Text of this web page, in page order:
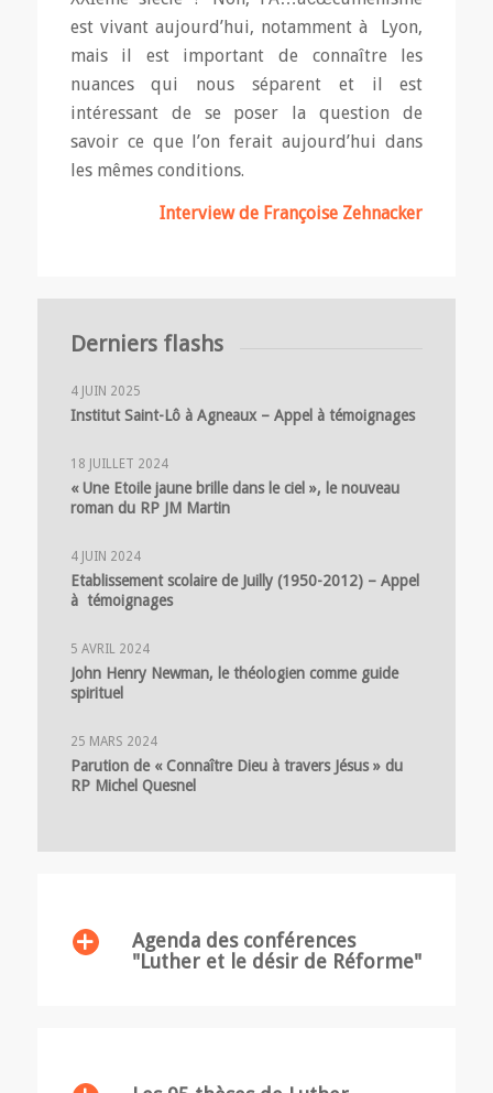
est vivant aujourd’hui, notamment à Lyon,
mais il est important de connaître les
nuances qui nous séparent et il est
intéressant de se poser la question de
savoir ce que l’on ferait aujourd’hui dans
les mêmes conditions.
Interview de Françoise Zehnacker
Derniers flashs
4 JUIN 2025
Institut Saint-Lô à Agneaux – Appel à témoignages
18 JUILLET 2024
« Une Etoile jaune brille dans le ciel », le nouveau
roman du RP JM Martin
4 JUIN 2024
Etablissement scolaire de Juilly (1950-2012) – Appel
à témoignages
5 AVRIL 2024
John Henry Newman, le théologien comme guide
spirituel
25 MARS 2024
Parution de « Connaître Dieu à travers Jésus » du
RP Michel Quesnel
Agenda des conférences
"Luther et le désir de Réforme"